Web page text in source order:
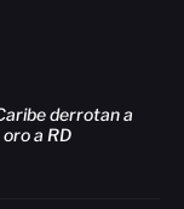
derrotan a
a RD